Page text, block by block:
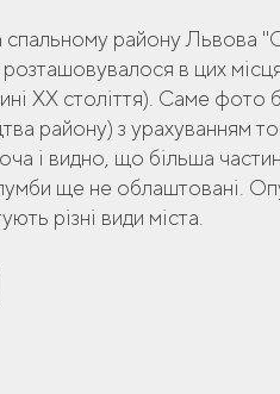
району Львова
в цих
ХХ століття). Саме
району) з урахуванням
і видно, що більша
ще не облаштовані.
різні види міста.